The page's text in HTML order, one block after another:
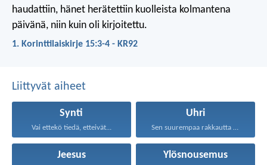
haudattiin, hänet herätettiin kuolleista kolmantena
päivänä, niin kuin oli kirjoitettu.
1. Korinttilaiskirje 15:3-4 - KR92
Liittyvät aiheet
Synti
Vai ettekö tiedä, etteivät...
Uhri
Sen suurempaa rakkautta ei...
Jeesus Ylösnousemus